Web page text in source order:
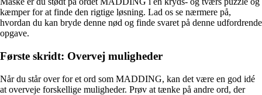
kæmper for at finde den rigtige løsning. Lad os se nærmere på,
hvordan du kan bryde denne nød og finde svaret på denne udfordrende
opgave.
Første skridt: Overvej muligheder
Når du står over for et ord som MADDING, kan det være en god idé
at overveje forskellige muligheder. Prøv at tænke på andre ord, der